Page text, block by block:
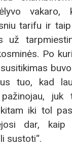
vakaro,
tarifu ir
už
Po
tuo, kad
juk
iki tol
dar, kaip
sustoti“.